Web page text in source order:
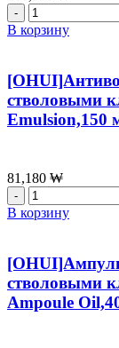
мл
Количество
товара
для
лица
со
стволовыми
The
First
Geniture
Cream
В корзину
стволовыми
Emulsion,150
81,180 ₩
Количество
товара
для
лица
со
стволовыми
В корзину
стволовыми
Ampoule